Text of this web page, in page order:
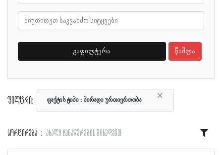
გაფილტვრა წაშლა
ფილტრი: ×
ფაქტის ტიპი პირადი ურთიერთობა
სორტირება ახალი ჩანაწერების მიხედვით